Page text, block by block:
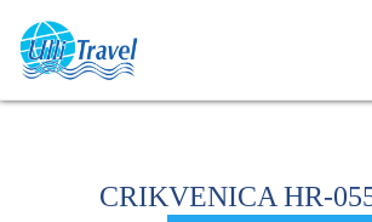
CRIKVENICA HR-